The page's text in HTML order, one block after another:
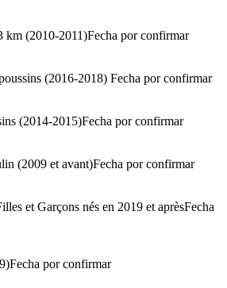
km (2010-2011)Fecha por confirmar
(2016-2018) Fecha por confirmar
(2014-2015)Fecha por confirmar
(2009 et avant)Fecha por confirmar
et Garçons nés en 2019 et aprèsFecha
Fecha por confirmar